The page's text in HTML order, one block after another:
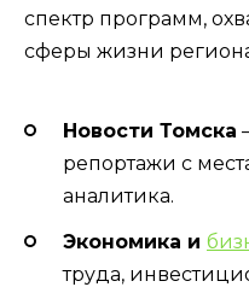
спектр программ,
сферы жизни
Новости Томска
репортажи с
аналитика.
Экономика и
труда,